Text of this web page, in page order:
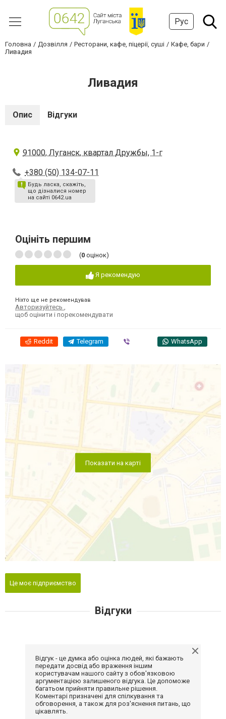
Рус
Головна Дозвілля Ресторани, кафе, піцерії, суші
Кафе, бари
Ливадия
Ливадия
Опис Відгуки
91000, Луганск, квартал Дружбы, 1-г
+380 (50) 134-07-11
Будь ласка, скажіть,
що дізналися номер
на сайті 0642.ua
Оцініть першим
(0 оцінок)
Я рекомендую
Ніхто ще не рекомендував
Авторизуйтесь
щоб оцінити і порекомендувати
Reddit Telegram WhatsApp
Показати на карті
Це моє підприємство
Відгуки
Відгук - це думка або оцінка людей, які бажають
передати досвід або враження іншим
користувачам нашого сайту з обов'язковою
аргументацією залишеного відгука. Це допоможе
багатьом прийняти правильне рішення.
Коментарі призначені для спілкування та
обговорення, а також для роз'яснення питань, що
цікавлять.